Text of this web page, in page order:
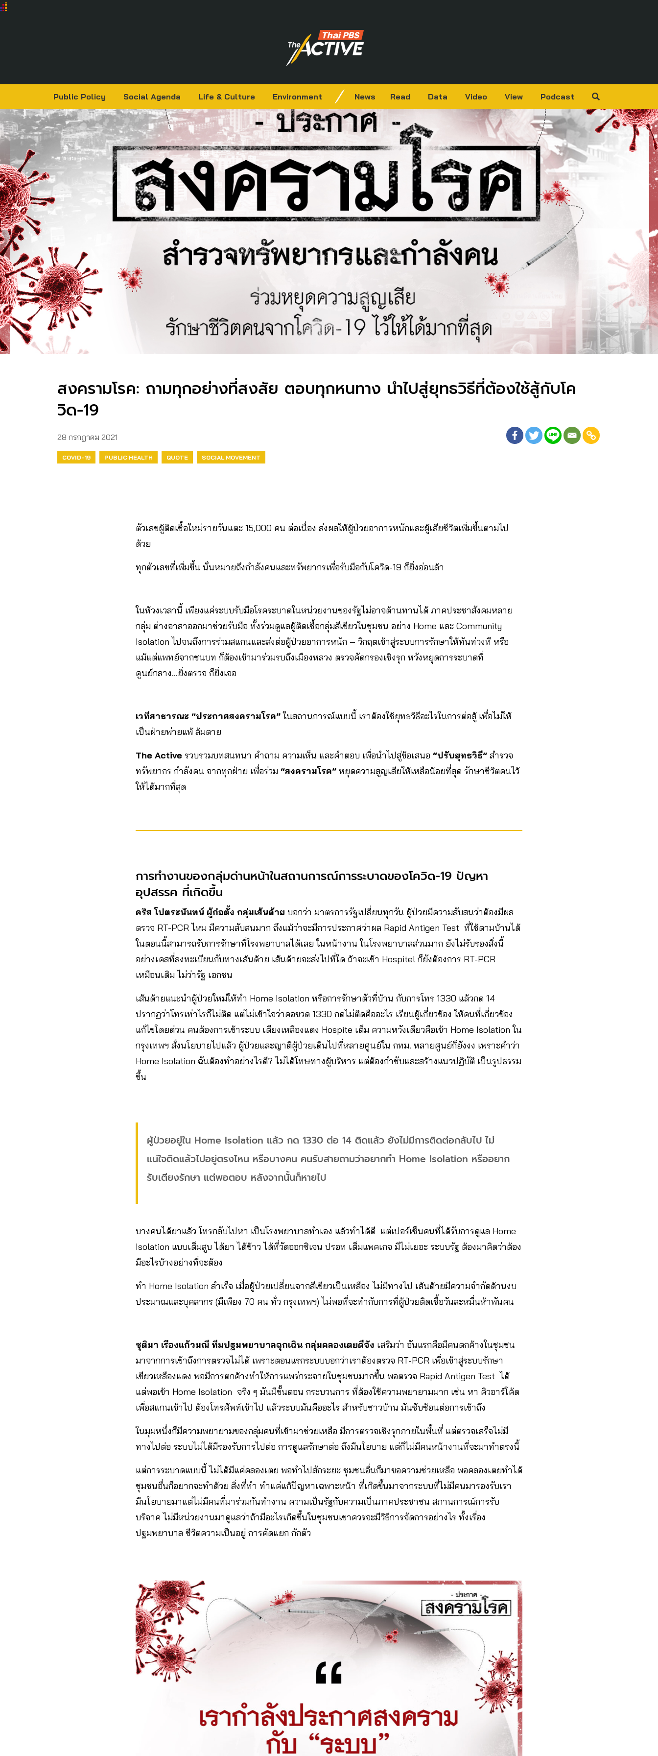
Public Policy Social Agenda Life & Culture Environment News Read Data Video View Podcast
สงครามโรค: ถามทุกอย่างที่สงสัย ตอบทุกหนทาง นำไปสู่ยุทธวิธีที่ต้องใช้สู้กับโค
วิด-19
28 กรกฎาคม 2021
COVID-19 PUBLIC HEALTH QUOTE SOCIAL MOVEMENT
ตัวเลขผู้ติดเชื้อใหม่รายวันแตะ 15,000 คน ต่อเนื่อง ส่งผลให้ผู้ป่วยอาการหนักและผู้เสียชีวิตเพิ่มขึ้นตามไป
ด้วย
ทุกตัวเลขที่เพิ่มขึ้น นั่นหมายถึงกำลังคนและทรัพยากรเพื่อรับมือกับโควิด-19 ก็ยิ่งอ่อนล้า
ในห้วงเวลานี้ เพียงแค่ระบบรับมือโรคระบาดในหน่วยงานของรัฐไม่อาจต้านทานได้ ภาคประชาสังคมหลาย
กลุ่ม ต่างอาสาออกมาช่วยรับมือ ทั้งร่วมดูแลผู้ติดเชื้อกลุ่มสีเขียวในชุมชน อย่าง Home และ Community
Isolation ไปจนถึงการร่วมสแกนและส่งต่อผู้ป่วยอาการหนัก – วิกฤตเข้าสู่ระบบการรักษาให้ทันท่วงที หรือ
แม้แต่แพทย์จากชนบท ก็ต้องเข้ามาร่วมรบถึงเมืองหลวง ตรวจคัดกรองเชิงรุก หวังหยุดการระบาดที่
ศูนย์กลาง…ยิ่งตรวจ ก็ยิ่งเจอ
เวทีสาธารณะ “ประกาศสงครามโรค”ในสถานการณ์แบบนี้ เราต้องใช้ยุทธวิธีอะไรในการต่อสู้ เพื่อไม่ให้
เป็นฝ่ายพ่ายแพ้ ล้มตาย
The Active รวบรวมบทสนทนา คำถาม ความเห็น และคำตอบ เพื่อนำไปสู่ข้อเสนอ “ปรับยุทธวิธี” สำรวจ
ทรัพยากร กำลังคน จากทุกฝ่าย เพื่อร่วม “สงครามโรค” หยุดความสูญเสียให้เหลือน้อยที่สุด รักษาชีวิตคนไว้
ให้ได้มากที่สุด
การทำงานของกลุ่มด่านหน้าในสถานการณ์การระบาดของโควิด-19 ปัญหา
อุปสรรค ที่เกิดขึ้น
คริส โปตระนันทน์ ผู้ก่อตั้ง กลุ่มเส้นด้าย บอกว่า มาตรการรัฐเปลี่ยนทุกวัน ผู้ป่วยมีความสับสนว่าต้องมีผล
ตรวจ RT-PCR ไหม มีความสับสนมาก ถึงแม้ว่าจะมีการประกาศว่าผล Rapid Antigen Test ที่ใช้ตามบ้านได้
ในตอนนี้สามารถรับการรักษาที่โรงพยาบาลได้เลย ในหน้างาน ในโรงพยาบาลส่วนมาก ยังไม่รับรองสิ่งนี้
อย่างเคสที่ลงทะเบียนกับทางเส้นด้าย เส้นด้ายจะส่งไปที่ใด ถ้าจะเข้า Hospitel ก็ยังต้องการ RT-PCR
เหมือนเดิม ไม่ว่ารัฐ เอกชน
เส้นด้ายแนะนำผู้ป่วยใหม่ให้ทำ Home Isolation หรือการรักษาตัวที่บ้าน กับการโทร 1330 แล้วกด 14
ปรากฏว่าโทรเท่าไรก็ไม่ติด แต่ไม่เข้าใจว่าคอขวด 1330 กดไม่ติดคืออะไร เรียนผู้เกี่ยวข้อง ให้คนที่เกี่ยวข้อง
แก้ไขโดยด่วน คนต้องการเข้าระบบ เตียงเหลืองแดง Hospite เต็ม ความหวังเดียวคือเข้า Home Isolation ใน
กรุงเทพฯ สั่งนโยบายไปแล้ว ผู้ป่วยและญาติผู้ป่วยเดินไปที่หลายศูนย์ใน กทม. หลายศูนย์ก็ยังงง เพราะคำว่า
Home Isolation ฉันต้องทำอย่างไรดี? ไม่ได้โทษทางผู้บริหาร แต่ต้องกำชับและสร้างแนวปฏิบัติ เป็นรูปธรรม
ขึ้น
ผู้ป่วยอยู่ใน Home Isolation แล้ว กด 1330 ต่อ 14 ติดแล้ว ยังไม่มีการติดต่อกลับไป ไม่
แน่ใจติดแล้วไปอยู่ตรงไหน หรือบางคน คนรับสายถามว่าอยากทำ Home Isolation หรืออยาก
รับเตียงรักษา แต่พอตอบ หลังจากนั้นก็หายไป
บางคนได้ยาแล้ว โทรกลับไปหา เป็นโรงพยาบาลทำเอง แล้วทำได้ดี แต่เปอร์เซ็นคนที่ได้รับการดูแล Home
Isolation แบบเต็มสูบ ได้ยา ได้ข้าว ได้ที่วัดออกซิเจน ปรอท เต็มแพคเกจ มีไม่เยอะ ระบบรัฐ ต้องมาคิดว่าต้อง
มีอะไรบ้างอย่างที่จะต้อง
ทำ Home Isolation สำเร็จ เมื่อผู้ป่วยเปลี่ยนจากสีเขียวเป็นเหลือง ไม่มีทางไป เส้นด้ายมีความจำกัดด้านงบ
ประมาณและบุคลากร (มีเพียง 70 คน ทั่ว กรุงเทพฯ) ไม่พอที่จะทำกับการที่ผู้ป่วยติดเชื้อวันละหมื่นห้าพันคน
ชุติมา เรืองแก้วมณี ทีมปฐมพยาบาลฉุกเฉิน กลุ่มคลองเตยดีจัง เสริมว่า อันแรกคือมีคนตกค้างในชุมชน
มาจากการเข้าถึงการตรวจไม่ได้ เพราะตอนแรกระบบบอกว่าเราต้องตรวจ RT-PCR เพื่อเข้าสู่ระบบรักษา
เขียวเหลืองแดง พอมีการตกค้างทำให้การแพร่กระจายในชุมชนมากขึ้น พอตรวจ Rapid Antigen Test ได้
แต่พอเข้า Home Isolation จริง ๆ มันมีขั้นตอน กระบวนการ ที่ต้องใช้ความพยายามมาก เช่น หา คิวอาร์โค้ด
เพื่อสแกนเข้าไป ต้องโทรศัพท์เข้าไป แล้วระบบมันคืออะไร สำหรับชาวบ้าน มันซับซ้อนต่อการเข้าถึง
ในมุมหนึ่งก็มีความพยายามของกลุ่มคนที่เข้ามาช่วยเหลือ มีการตรวจเชิงรุกภายในพื้นที่ แต่ตรวจเสร็จไม่มี
ทางไปต่อ ระบบไม่ได้มีรองรับการไปต่อ การดูแลรักษาต่อ ถึงมีนโยบาย แต่ก็ไม่มีคนหน้างานที่จะมาทำตรงนี้
แต่การระบาดแบบนี้ ไม่ได้มีแค่คลองเตย พอทำไปสักระยะ ชุมชนอื่นก็มาขอความช่วยเหลือ พอคลองเตยทำได้
ชุมชนอื่นก็อยากจะทำด้วย สิ่งที่ทำ ทำแค่แก้ปัญหาเฉพาะหน้า ที่เกิดขึ้นมาจากระบบที่ไม่มีคนมารองรับเรา
มีนโยบายมาแต่ไม่มีคนที่มาร่วมกันทำงาน ความเป็นรัฐกับความเป็นภาคประชาชน สภานการณ์การรับ
บริจาค ไม่มีหน่วยงานมาดูแลว่าถ้ามีอะไรเกิดขึ้นในชุมชนเขาควรจะมีวิธีการจัดการอย่างไร ทั้งเรื่อง
ปฐมพยาบาล ชีวิตความเป็นอยู่ การคัดแยก กักตัว